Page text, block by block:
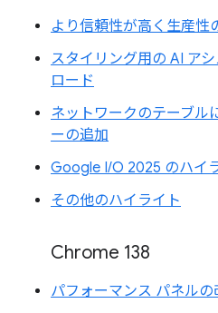
より信頼性が高く生産性
スタイリング用の AI ア
ロード
ネットワークのテーブル
ーの追加
Google I/O 2025 のハイ
その他のハイライト
Chrome 138
パフォーマンス パネルの